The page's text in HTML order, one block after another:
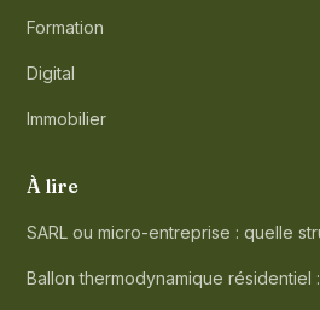
Formation
Digital
Immobilier
À lire
SARL ou micro-entreprise : quelle
Ballon thermodynamique résidentiel